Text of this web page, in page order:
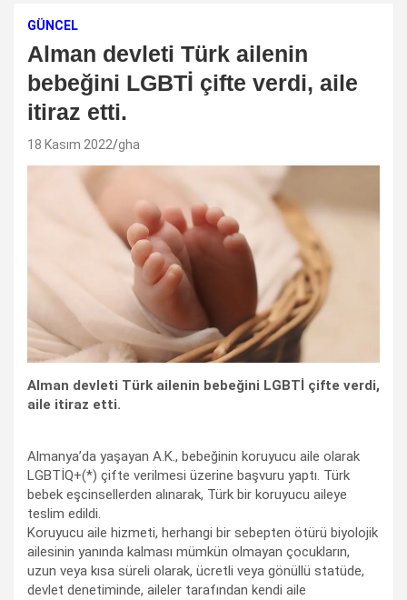
GÜNCEL
Alman devleti Türk ailenin
bebeğini LGBTİ çifte verdi, aile
itiraz etti.
18 Kasım 2022 gha
Alman devleti Türk ailenin bebeğini LGBTİ çifte verdi,
aile itiraz etti.
Almanya’da yaşayan A.K., bebeğinin koruyucu aile olarak
LGBTİQ+(*) çifte verilmesi üzerine başvuru yaptı. Türk
bebek eşcinsellerden alınarak, Türk bir koruyucu aileye
teslim edildi.
Koruyucu aile hizmeti, herhangi bir sebepten ötürü biyolojik
ailesinin yanında kalması mümkün olmayan çocukların,
uzun veya kısa süreli olarak, ücretli veya gönüllü statüde,
devlet denetiminde, aileler tarafından kendi aile